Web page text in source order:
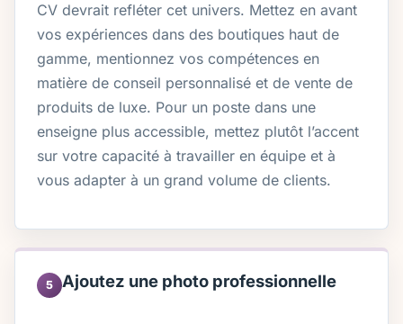
CV devrait refléter cet univers. Mettez en avant
vos expériences dans des boutiques haut de
gamme, mentionnez vos compétences en
matière de conseil personnalisé et de vente de
produits de luxe. Pour un poste dans une
enseigne plus accessible, mettez plutôt l’accent
sur votre capacité à travailler en équipe et à
vous adapter à un grand volume de clients.
5 Ajoutez une photo professionnelle